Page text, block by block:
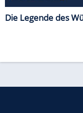
Die Legende des